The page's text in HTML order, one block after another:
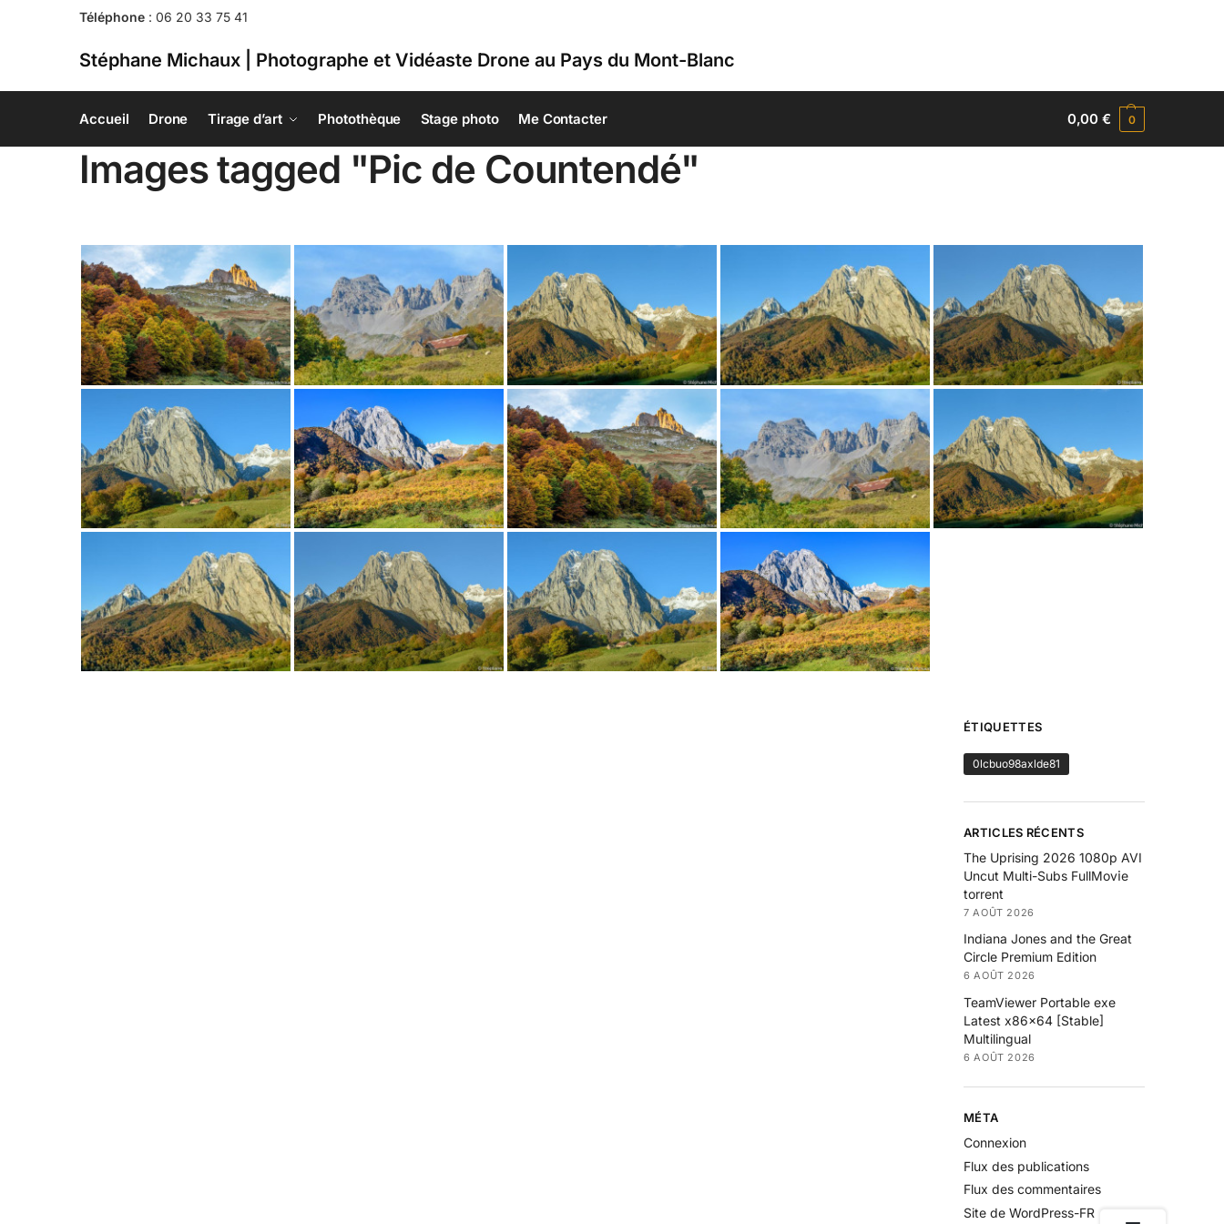
Téléphone : 06 20 33 75 41
Stéphane Michaux | Photographe et Vidéaste Drone au Pays du Mont-Blanc
Accueil Drone Tirage d’art Photothèque Stage photo Me Contacter 0,00€ 0
Images tagged "Pic de Countendé"
ÉTIQUETTES
0lcbuo98axlde81
ARTICLES RÉCENTS
The Uprising 2026 1080p AVI
Uncut Multi-Subs FullMov𝗂e
torrent
7 AOÛT 2026
Indiana Jones and the Great
Circle Premium Edition
6 AOÛT 2026
TeamViewer Portable exe
Latest x86x64 [Stable]
Multilingual
6 AOÛT 2026
MÉTA
Connexion
Flux des publications
Flux des commentaires
Site de WordPress-FR